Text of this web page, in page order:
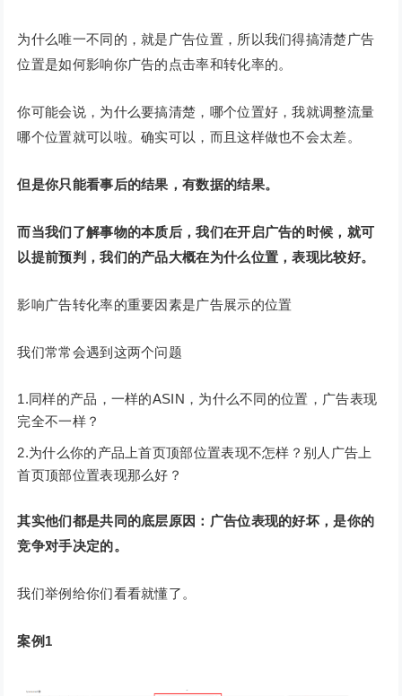
为什么唯一不同的，就是广告位置，所以我们得搞清楚广告
位置是如何影响你广告的点击率和转化率的。
你可能会说，为什么要搞清楚，哪个位置好，我就调整流量
哪个位置就可以啦。确实可以，而且这样做也不会太差。
但是你只能看事后的结果，有数据的结果。
而当我们了解事物的本质后，我们在开启广告的时候，就可
以提前预判，我们的产品大概在为什么位置，表现比较好。
影响广告转化率的重要因素是广告展示的位置
我们常常会遇到这两个问题
1.同样的产品，一样的ASIN，为什么不同的位置，广告表现
完全不一样？
2.为什么你的产品上首页顶部位置表现不怎样？别人广告上
首页顶部位置表现那么好？
其实他们都是共同的底层原因：广告位表现的好坏，是你的
竞争对手决定的。
我们举例给你们看看就懂了。
案例1